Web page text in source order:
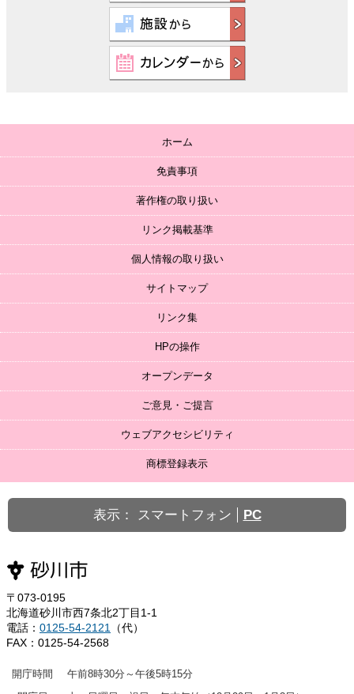
ホーム
免責事項
著作権の取り扱い
リンク掲載基準
個人情報の取り扱い
サイトマップ
リンク集
HPの操作
オープンデータ
ご意見・ご提言
ウェブアクセシビリティ
商標登録表示
表示： スマートフォン PC
〒073-0195
北海道砂川市西7条北2丁目1-1
電話： 0125-54-2121 （代）
FAX：0125-54-2568
開庁時間
午前8時30分～午後5時15分